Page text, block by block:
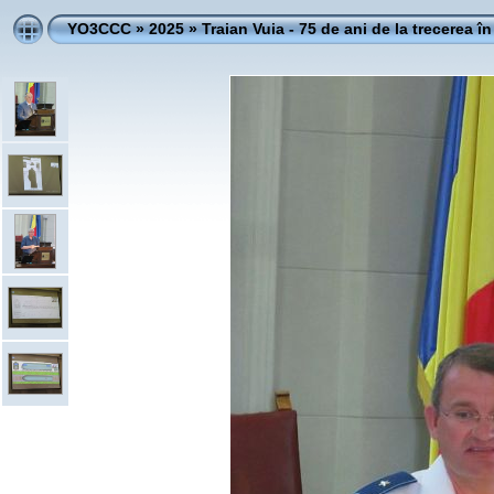
YO3CCC»2025»Traian Vuia - 75 de ani de la trecerea